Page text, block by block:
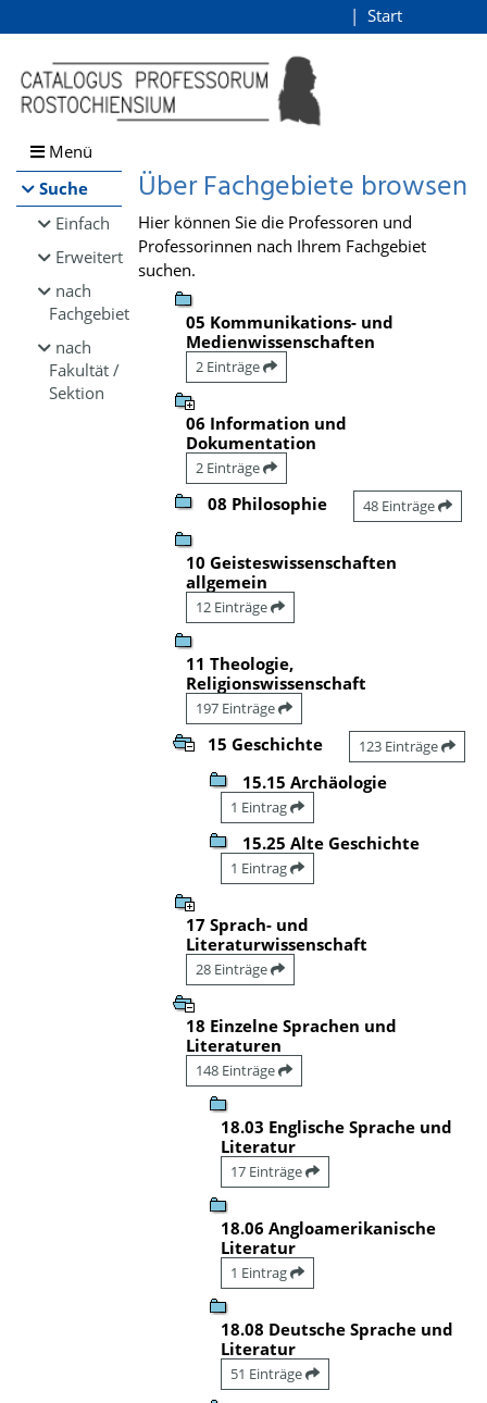
Browsen
direkt zum Inhalt
Start
Menü
Suche
Einfach
Erweitert
nach
Fachgebiet
nach
Fakultät /
Sektion
Über Fachgebiete browsen
Hier können Sie die Professoren und
Professorinnen nach Ihrem Fachgebiet
suchen.
05 Kommunikations- und
Medienwissenschaften
2 Einträge
06 Information und
Dokumentation
2 Einträge
08 Philosophie 48 Einträge
10 Geisteswissenschaften
allgemein
12 Einträge
11 Theologie,
Religionswissenschaft
197 Einträge
15 Geschichte 123 Einträge
15.15 Archäologie
1 Eintrag
15.25 Alte Geschichte
1 Eintrag
17 Sprach- und
Literaturwissenschaft
28 Einträge
18 Einzelne Sprachen und
Literaturen
148 Einträge
18.03 Englische Sprache und
Literatur
17 Einträge
18.06 Angloamerikanische
Literatur
1 Eintrag
18.08 Deutsche Sprache und
Literatur
51 Einträge